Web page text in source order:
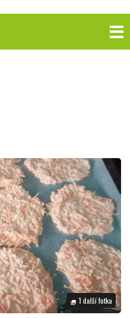
photo_library 1 další fotka